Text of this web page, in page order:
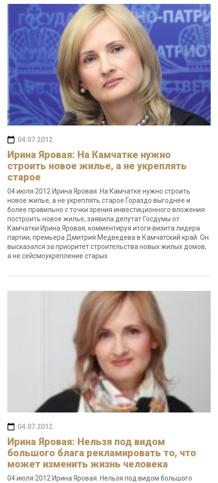
04.07.2012
Ирина Яровая: На Камчатке нужно
строить новое жилье, а не укреплять
старое
04 июля 2012 Ирина Яровая: На Камчатке нужно строить
новое жилье, а не укреплять старое Гораздо выгоднее и
более правильно с точки зрения инвестиционного вложения
построить новое жилье, заявила депутат Госдумы от
Камчатки Ирина Яровая, комментируя итоги визита лидера
партии, премьера Дмитрия Медведева в Камчатский край. Он
высказался за приоритет строительства новых жилых домов,
а не сейсмоукрепление старых
04.07.2012
Ирина Яровая: Нельзя под видом
большого блага рекламировать то, что
может изменить жизнь человека
04 июля 2012 Ирина Яровая: Нельзя под видом большого